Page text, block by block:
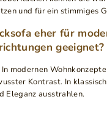
und für ein stimmiges
eher für
geeignet?
modernen
Kontrast. In
Eleganz ausstrahlen.